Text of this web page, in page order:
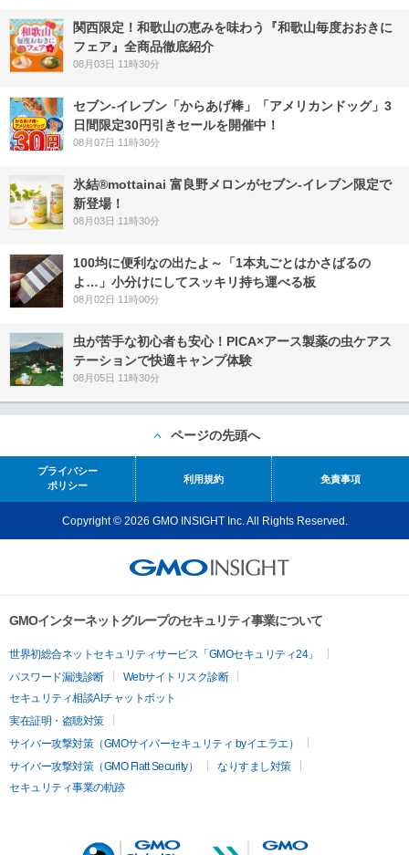
関西限定！和歌山の恵みを味わう『和歌山毎度おおきに
フェア』全商品徹底紹介
08月03日 11時30分
セブン‐イレブン「からあげ棒」「アメリカンドッグ」3
日間限定30円引きセールを開催中！
08月07日 11時30分
氷結®mottainai 富良野メロンがセブン‐イレブン限定で
新登場！
08月03日 11時30分
100均に便利なの出たよ～「1本丸ごとはかさばるの
よ…」小分けにしてスッキリ持ち運べる板
08月02日 11時00分
虫が苦手な初心者も安心！PICA×アース製薬の虫ケアス
テーションで快適キャンプ体験
08月05日 11時30分
ページの先頭へ
プライバシー
ポリシー
利用規約 免責事項
Copyright © 2026 GMO INSIGHT Inc. All Rights Reserved.
GMOインターネットグループのセキュリティ事業について
世界初総合ネットセキュリティサービス「GMOセキュリティ24」
パスワード漏洩診断
Webサイトリスク診断
セキュリティ相談AIチャットボット
実在証明・盗聴対策
サイバー攻撃対策（GMOサイバーセキュリティ byイエラエ）
サイバー攻撃対策（GMO Flatt Security）
なりすまし対策
セキュリティ事業の軌跡